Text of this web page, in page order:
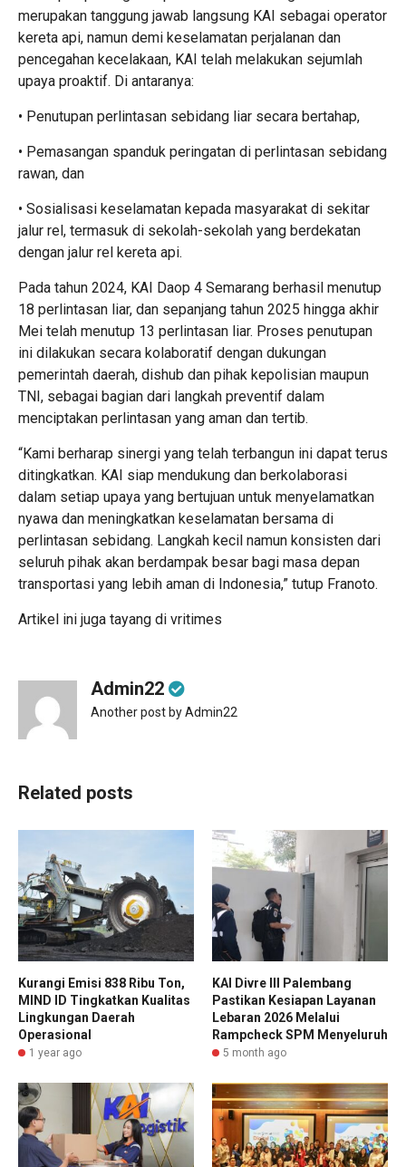
merupakan tanggung jawab langsung KAI sebagai operator
kereta api, namun demi keselamatan perjalanan dan
pencegahan kecelakaan, KAI telah melakukan sejumlah
upaya proaktif. Di antaranya:
• Penutupan perlintasan sebidang liar secara bertahap,
• Pemasangan spanduk peringatan di perlintasan sebidang
rawan, dan
• Sosialisasi keselamatan kepada masyarakat di sekitar
jalur rel, termasuk di sekolah-sekolah yang berdekatan
dengan jalur rel kereta api.
Pada tahun 2024, KAI Daop 4 Semarang berhasil menutup
18 perlintasan liar, dan sepanjang tahun 2025 hingga akhir
Mei telah menutup 13 perlintasan liar. Proses penutupan
ini dilakukan secara kolaboratif dengan dukungan
pemerintah daerah, dishub dan pihak kepolisian maupun
TNI, sebagai bagian dari langkah preventif dalam
menciptakan perlintasan yang aman dan tertib.
“Kami berharap sinergi yang telah terbangun ini dapat terus
ditingkatkan. KAI siap mendukung dan berkolaborasi
dalam setiap upaya yang bertujuan untuk menyelamatkan
nyawa dan meningkatkan keselamatan bersama di
perlintasan sebidang. Langkah kecil namun konsisten dari
seluruh pihak akan berdampak besar bagi masa depan
transportasi yang lebih aman di Indonesia,” tutup Franoto.
Artikel ini juga tayang di vritimes
Admin22
Another post by Admin22
Related posts
Kurangi Emisi 838 Ribu Ton,
MIND ID Tingkatkan Kualitas
Lingkungan Daerah
Operasional
1 year ago
KAI Divre III Palembang
Pastikan Kesiapan Layanan
Lebaran 2026 Melalui
Rampcheck SPM Menyeluruh
5 month ago